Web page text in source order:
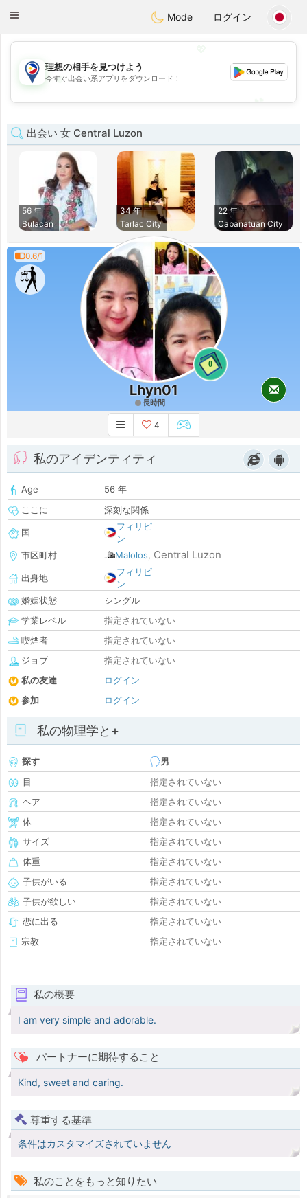
PhilippinesChat
Toggle
Mode ログイン
💖
💕
理想の相手を見つけよう
今すぐ出会い系アプリをダウンロード！
出会い 女 Central Luzon
56 年
Bulacan
34 年
Tarlac City
22 年
Cabanatuan City
0.6/1
0
Lhyn01
長時間
4
私のアイデンティティ
Age
56 年
ここに
深刻な関係
国
フィリピ
ン
市区町村
Malolos, Central Luzon
出身地
フィリピ
ン
婚姻状態
シングル
学業レベル
指定されていない
喫煙者
指定されていない
ジョブ
指定されていない
私の友達
ログイン
参加
ログイン
私の物理学と+
探す
男
目
指定されていない
ヘア
指定されていない
体
指定されていない
サイズ
指定されていない
体重
指定されていない
子供がいる
指定されていない
子供が欲しい
指定されていない
恋に出る
指定されていない
宗教
指定されていない
私の概要
I am very simple and adorable.
パートナーに期待すること
Kind, sweet and caring.
尊重する基準
条件はカスタマイズされていません
私のことをもっと知りたい